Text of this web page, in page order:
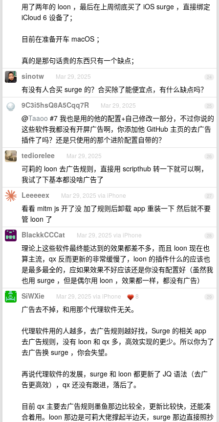
用了两年的 loon ，最后在上周彻底买了 iOS surge ，直接绑定
iCloud 6 设备了；
目前在准备开车 macOS ；
真的是那句话贵的东西只有一个缺点；
24
sinotw Mar 29, 2025
有没有人合买 surge 的？合买除了能便宜点，有什么缺点吗？
25
9C3i5hsQ8A5Cqq7R Mar 29, 2025
@Taaoo #7 我也是用的他的配置+自己修改一部分，不过你说的
这些软件我都没有开屏广告啊，你添加他 GitHub 主页的去广告
插件了吗？还是只使用的那个进阶配置自带的？
26
tediorelee Mar 29, 2025
可莉的 loon 去广告规则，直接用 scripthub 转一下就可以啊，
我试了下基本都没啥广告了
27
Leeeeex Mar 29, 2025 via iPhone
看看 mitm js 开了没 加了规则后卸载 app 重装一下 然后就不要
管 loon 了
28
BlackkCCCat Mar 29, 2025 via iPhone
理论上这些软件最终能达到的效果都差不多，而且 loon 现在也
算主流，qx 反而更新的非常缓慢了，loon 的插件什么的应该也
是最多最全的，应如果效果不好应该还是你没有配置好（虽然我
也用 surge ，但是偶尔用 loon ，效果都一样，都没有广告）
29
SiWXie Mar 29, 2025 via iPhone 8
广告去不掉，和用那个代理软件无关。
代理软件用的人越多，去广告规则越好找，Surge 的相关 app
去广告规则，没有 loon 和 qx 多，高效实现的更少。所以你为了
去广告换 surge ，你会失望。
再说代理软件的发展，surge 和 loon 都更新了 JQ 语法（去广
告更高效），qx 还没有跟进，落后了。
目前 qx 主要去广告规则墨鱼那边比较全，更新比较快，还能凑
合着用。loon 那边是可莉大佬撑起半边天，surge 那边直接照抄